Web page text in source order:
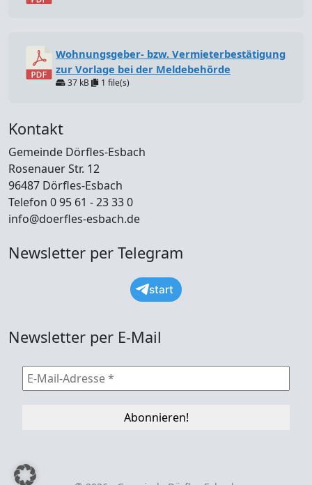
Wohnungsgeber- bzw. Vermieterbestätigung
zur Vorlage bei der Meldebehörde
37 kB 1 file(s)
Kontakt
Gemeinde Dörfles-Esbach
Rosenauer Str. 12
96487 Dörfles-Esbach
Telefon 0 95 61 - 23 33 0
info@doerfles-esbach.de
Newsletter per Telegram
start
Newsletter per E-Mail